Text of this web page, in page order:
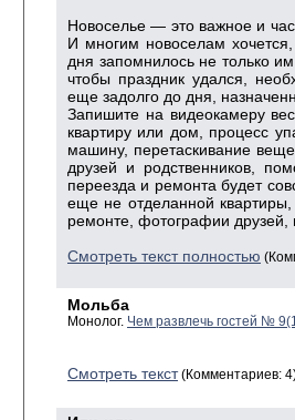
Новоселье — это важное и
И многим новоселам хочется,
дня запомнилось не только
чтобы праздник удался,
еще задолго до дня,
Запишите на видеокамеру
квартиру или дом, процесс
машину, перетаскивание
друзей и родственников,
переезда и ремонта будет
еще не отделанной
ремонте, фотографии друзей,
Смотреть текст полностью
Мольба
Монолог. Чем развлечь гостей №
Смотреть текст(Комментариев: